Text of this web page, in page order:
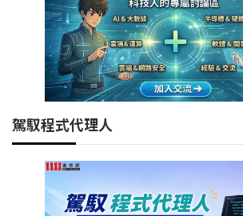
駕馭程式代理人